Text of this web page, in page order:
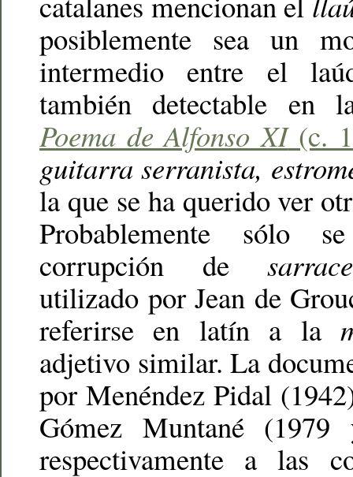
posiblemente sea un
intermedio entre el
también detectable en
Poema de Alfonso XI(c.
guitarra serranista,
la que se ha querido ver
Probablemente sólo
corrupción de
utilizado por Jean de
referirse en latín a la
adjetivo similar. La
por Menéndez Pidal
Gómez Muntané
respectivamente a las